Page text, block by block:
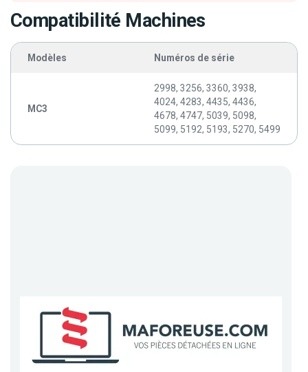
Compatibilité Machines
Modèles Numéros de série
MC3
2998, 3256, 3360, 3938,
4024, 4283, 4435, 4436,
4678, 4747, 5039, 5098,
5099, 5192, 5193, 5270, 5499